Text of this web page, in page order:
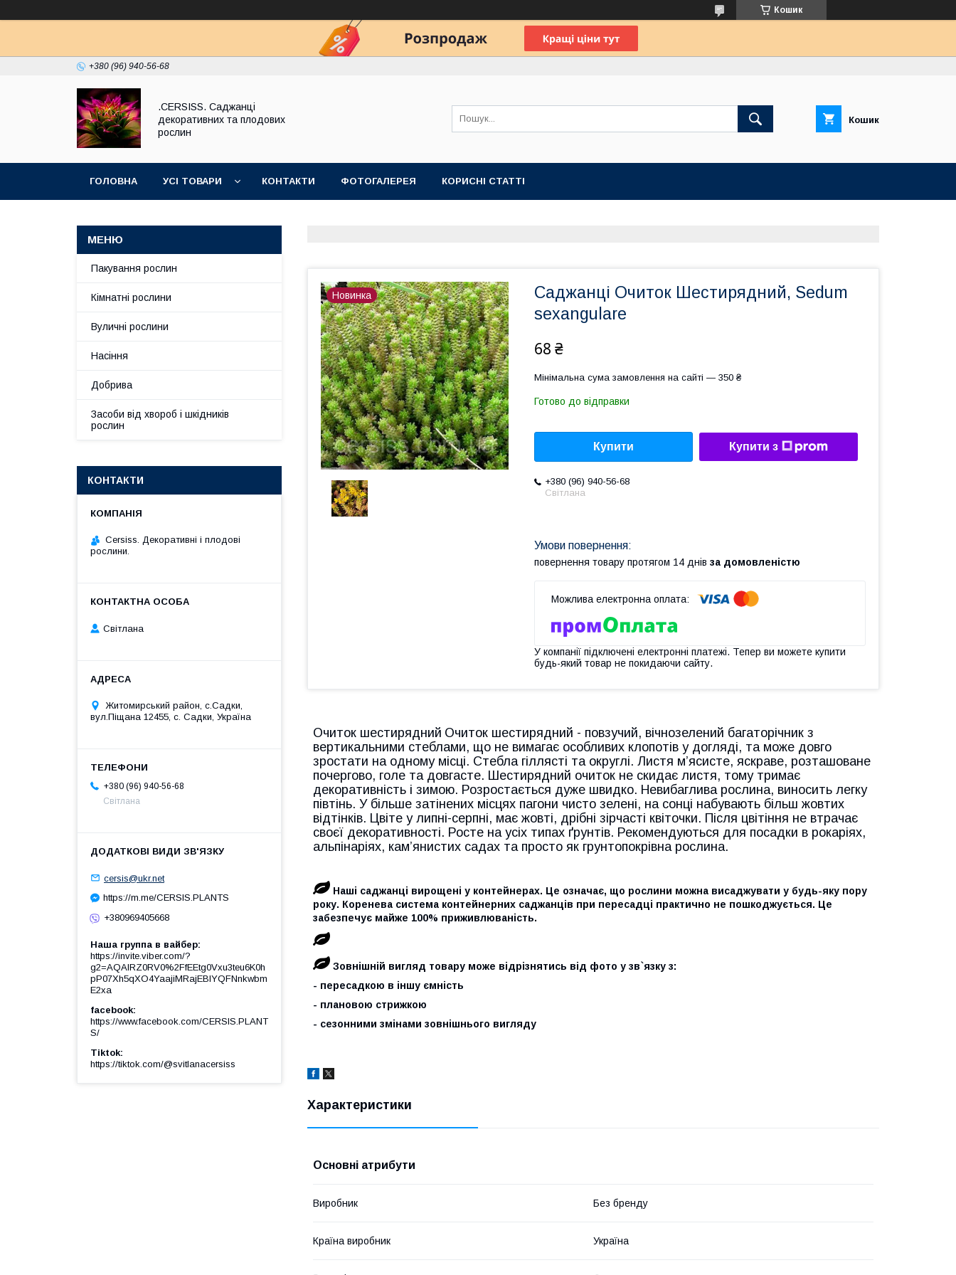
Кошик
+380 (96) 940-56-68
.CERSISS. Саджанці
декоративних та плодових
рослин
Кошик
ГОЛОВНА УСІ ТОВАРИ КОНТАКТИ ФОТОГАЛЕРЕЯ КОРИСНІ СТАТТІ
Новинка
Саджанці Очиток Шестирядний, Sedum
sexangulare
68 ₴
Мінімальна сума замовлення на сайті — 350 ₴
Готово до відправки
Купити Купити з
+380 (96) 940-56-68
Світлана
повернення товару протягом 14 днів за домовленістю
У компанії підключені електронні платежі. Тепер ви можете купити
будь-який товар не покидаючи сайту.
Очиток шестирядний Очиток шестирядний - повзучий, вічнозелений багаторічник з
вертикальними стеблами, що не вимагає особливих клопотів у догляді, та може довго
зростати на одному місці. Стебла гіллясті та округлі. Листя м’ясисте, яскраве, розташоване
почергово, голе та довгасте. Шестирядний очиток не скидає листя, тому тримає
декоративність і зимою. Розростається дуже швидко. Невибаглива рослина, виносить легку
півтінь. У більше затінених місцях пагони чисто зелені, на сонці набувають більш жовтих
відтінків. Цвіте у липні-серпні, має жовті, дрібні зірчасті квіточки. Після цвітіння не втрачає
своєї декоративності. Росте на усіх типах ґрунтів. Рекомендуються для посадки в рокаріях,
альпінаріях, кам’янистих садах та просто як грунтопокрівна рослина.
Наші саджанці вирощені у контейнерах. Це означає, що рослини можна висаджувати у будь-яку пору
року. Коренева система контейнерних саджанців при пересадці практично не пошкоджується. Це
забезпечує майже 100% приживлюваність.
Зовнішній вигляд товару може відрізнятись від фото у зв`язку з:
- пересадкою в іншу ємність
- плановою стрижкою
- сезонними змінами зовнішнього вигляду
Характеристики
Основні атрибути
Виробник Без бренду
Країна виробник Україна
Пакування рослин
Кімнатні рослини
Вуличні рослини
Насіння
Добрива
Засоби від хвороб і шкідників
рослин
КОНТАКТИ
Cersiss. Декоративні і плодові
рослини.
Світлана
Житомирський район, с.Садки,
вул.Піщана 12455, с. Садки, Україна
+380 (96) 940-56-68
Світлана
cersis@ukr.net
https://m.me/CERSIS.PLANTS
+380969405668
Наша группа в вайбер
https://invite.viber.com/?
g2=AQAIRZ0RV0%2FfEEtg0Vxu3teu6K0h
pP07Xh5qXO4YaajiMRajEBIYQFNnkwbm
E2xa
facebook
https://www.facebook.com/CERSIS.PLANT
S/
Tiktok
https://tiktok.com/@svitlanacersiss